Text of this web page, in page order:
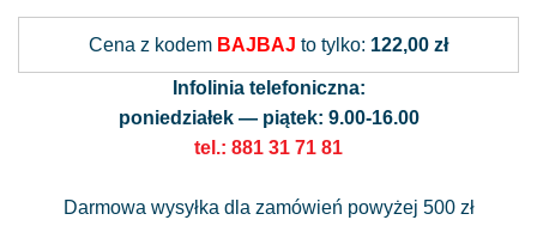
Cena z kodem BAJBAJ to tylko: 122,00 zł
Infolinia telefoniczna:
poniedziałek — piątek: 9.00-16.00
tel.: 881 31 71 81
Darmowa wysyłka dla zamówień powyżej 500 zł